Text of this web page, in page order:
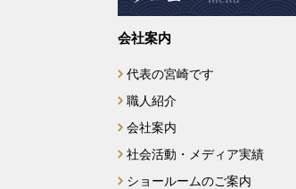
2025年3月
2025年2月
2025年1月
会社案内
代表の宮崎です
職人紹介
会社案内
社会活動・メディア実績
ショールームのご案内